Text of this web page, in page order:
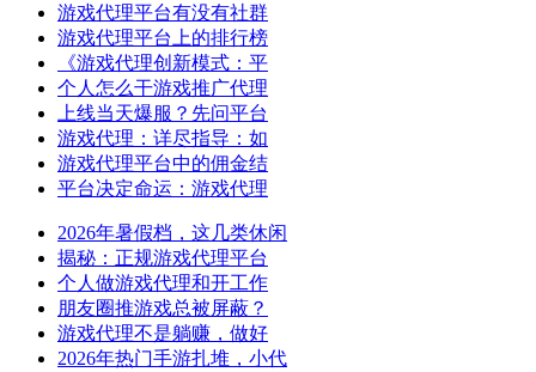
游戏代理平台有没有社群
游戏代理平台上的排行榜
《游戏代理创新模式：平
个人怎么干游戏推广代理
上线当天爆服？先问平台
游戏代理：详尽指导：如
游戏代理平台中的佣金结
平台决定命运：游戏代理
2026年暑假档，这几类休闲
揭秘：正规游戏代理平台
个人做游戏代理和开工作
朋友圈推游戏总被屏蔽？
游戏代理不是躺赚，做好
2026年热门手游扎堆，小代